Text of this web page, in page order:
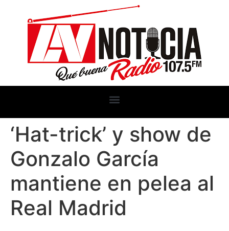
‘Hat-trick’ y show de
Gonzalo García
mantiene en pelea al
Real Madrid